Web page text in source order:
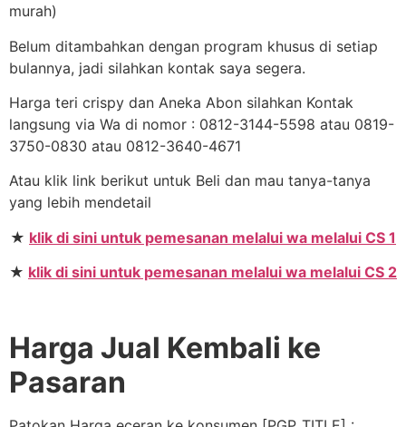
murah)
Belum ditambahkan dengan program khusus di setiap
bulannya, jadi silahkan kontak saya segera.
Harga teri crispy dan Aneka Abon silahkan Kontak
langsung via Wa di nomor : 0812-3144-5598 atau 0819-
3750-0830 atau 0812-3640-4671
Atau klik link berikut untuk Beli dan mau tanya-tanya
yang lebih mendetail
★ klik di sini untuk pemesanan melalui wa melalui CS 1
★ klik di sini untuk pemesanan melalui wa melalui CS 2
Harga Jual Kembali ke
Pasaran